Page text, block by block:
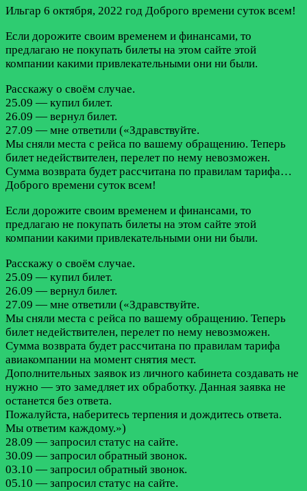
Ильгар 6 октября, 2022 год Доброго времени суток всем!
Если дорожите своим временем и финансами, то
предлагаю не покупать билеты на этом сайте этой
компании какими привлекательными они ни были.
Расскажу о своём случае.
25.09 — купил билет.
26.09 — вернул билет.
27.09 — мне ответили («Здравствуйте.
Мы сняли места с рейса по вашему обращению. Теперь
билет недействителен, перелет по нему невозможен.
Сумма возврата будет рассчитана по правилам тарифа…
Доброго времени суток всем!
Если дорожите своим временем и финансами, то
предлагаю не покупать билеты на этом сайте этой
компании какими привлекательными они ни были.
Расскажу о своём случае.
25.09 — купил билет.
26.09 — вернул билет.
27.09 — мне ответили («Здравствуйте.
Мы сняли места с рейса по вашему обращению. Теперь
билет недействителен, перелет по нему невозможен.
Сумма возврата будет рассчитана по правилам тарифа
авиакомпании на момент снятия мест.
Дополнительных заявок из личного кабинета создавать не
нужно — это замедляет их обработку. Данная заявка не
останется без ответа.
Пожалуйста, наберитесь терпения и дождитесь ответа.
Мы ответим каждому.»)
28.09 — запросил статус на сайте.
30.09 — запросил обратный звонок.
03.10 — запросил обратный звонок.
05.10 — запросил статус на сайте.